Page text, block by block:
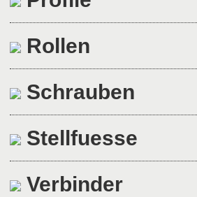
Rollen
Schrauben
Stellfuesse
Verbinder